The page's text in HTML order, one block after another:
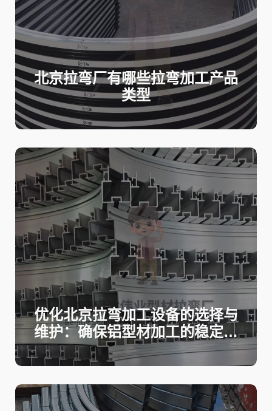
北京拉弯厂有哪些拉弯加工产品
类型
优化北京拉弯加工设备的选择与
维护：确保铝型材加工的稳定性
与生产效率